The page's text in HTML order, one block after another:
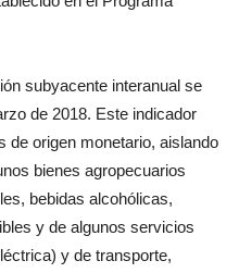
subyacente interanual se
de 2018. Este indicador
de origen monetario, aislando
bienes agropecuarios
bebidas alcohólicas,
y de algunos servicios
y de transporte,